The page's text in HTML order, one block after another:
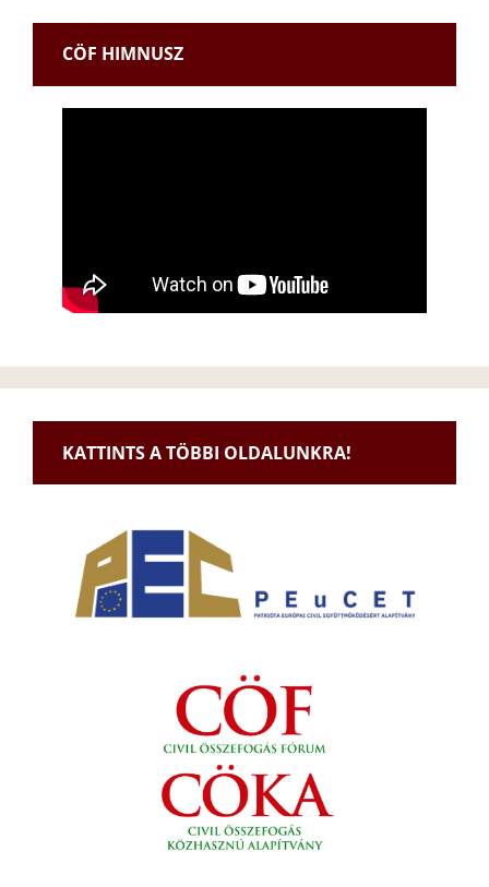
CÖF HIMNUSZ
KATTINTS A TÖBBI OLDALUNKRA!